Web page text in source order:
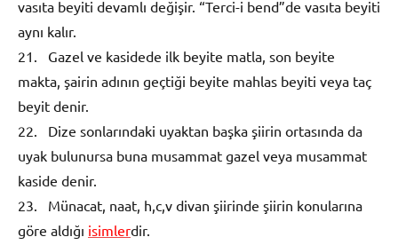
vasıta beyiti devamlı değişir. “Terci-i bend”de vasıta beyiti
aynı kalır.
21. Gazel ve kasidede ilk beyite matla, son beyite
makta, şairin adının geçtiği beyite mahlas beyiti veya taç
beyit denir.
22. Dize sonlarındaki uyaktan başka şiirin ortasında da
uyak bulunursa buna musammat gazel veya musammat
kaside denir.
23. Münacat, naat, h,c,v divan şiirinde şiirin konularına
göre aldığı isimlerdir.